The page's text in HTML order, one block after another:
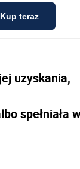
Kup teraz
uzyskania,
spełniała